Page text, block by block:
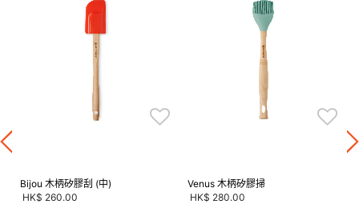
Bijou 木柄矽膠刮 (中)
HK$ 260.00
Venus 木柄矽膠掃
HK$ 280.00